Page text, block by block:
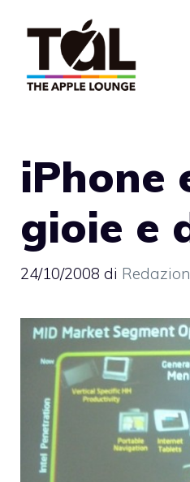
contenuto
iPhone
gioie e
24/10/2008 di